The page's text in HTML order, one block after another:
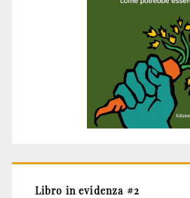
Libro in evidenza #2